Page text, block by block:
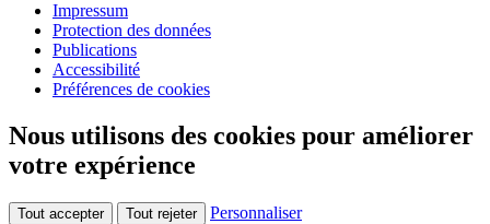
Impressum
Protection des données
Publications
Accessibilité
Préférences de cookies
Nous utilisons des cookies pour améliorer
votre expérience
Tout accepter Tout rejeter Personnaliser